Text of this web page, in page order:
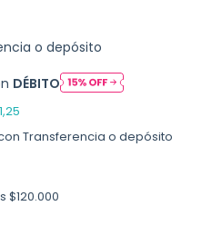
o depósito
DÉBITO
Transferencia o depósito
$120.000